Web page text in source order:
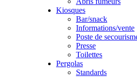
Kiosques
Bar/snack
Informations/vente
Poste de
Presse
Toilettes
Pergolas
Standards